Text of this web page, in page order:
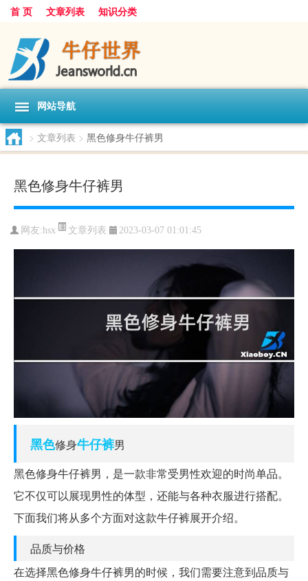
首 页 文章列表 知识分类
网站导航
> 文章列表 > 黑色修身牛仔裤男
黑色修身牛仔裤男
网友:hsx 文章列表 2023-03-07 01:01:45
黑色修身牛仔裤男
黑色修身牛仔裤男，是一款非常受男性欢迎的时尚单品。
它不仅可以展现男性的体型，还能与各种衣服进行搭配。
下面我们将从多个方面对这款牛仔裤展开介绍。
品质与价格
在选择黑色修身牛仔裤男的时候，我们需要注意到品质与